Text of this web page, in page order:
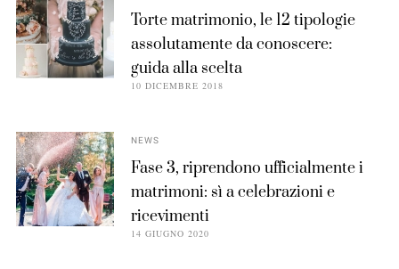
Torte matrimonio, le 12 tipologie
assolutamente da conoscere:
guida alla scelta
10 DICEMBRE 2018
NEWS
Fase 3, riprendono ufficialmente i
matrimoni: sì a celebrazioni e
ricevimenti
14 GIUGNO 2020